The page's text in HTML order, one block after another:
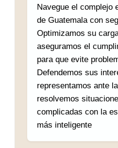
Navegue el complejo
de Guatemala con
Optimizamos su
aseguramos el
para que evite
Defendemos sus
representamos ante
resolvemos
complicadas con la
más inteligente